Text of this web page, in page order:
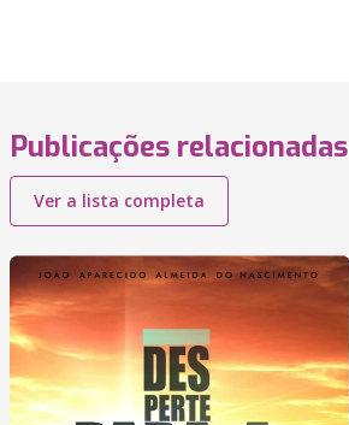
Publicações relacionadas
Ver a lista completa